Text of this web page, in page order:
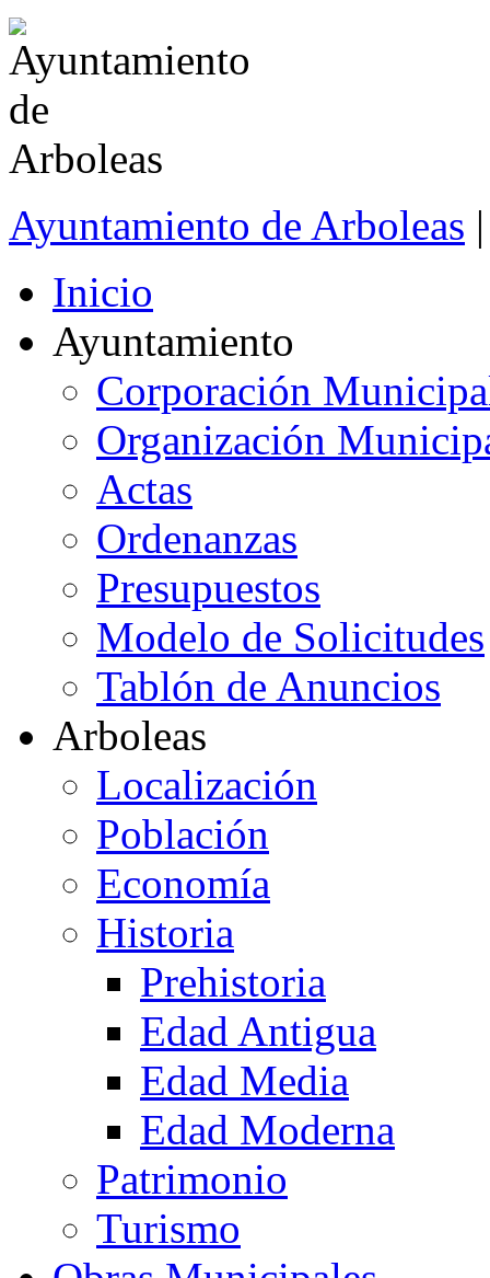
Ayuntamiento de Arboleas
Inicio
Ayuntamiento
Corporación
Organización
Actas
Ordenanzas
Presupuestos
Modelo de Solicitudes
Tablón de Anuncios
Arboleas
Localización
Población
Economía
Historia
Prehistoria
Edad Antigua
Edad Media
Edad Moderna
Patrimonio
Turismo